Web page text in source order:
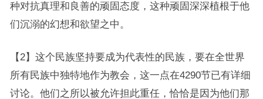
种对抗真理和良善的顽固态度，这种顽固深深植根于他
们沉溺的幻想和欲望之中。
【2】这个民族坚持要成为代表性的民族，要在全世界
所有民族中独特地作为教会，这一点在4290节已有详细
讨论。他们之所以被允许担此重任，恰恰是因为他们那